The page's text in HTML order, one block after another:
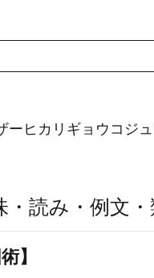
ーヒカリギョウコジ
・読み・例文
】